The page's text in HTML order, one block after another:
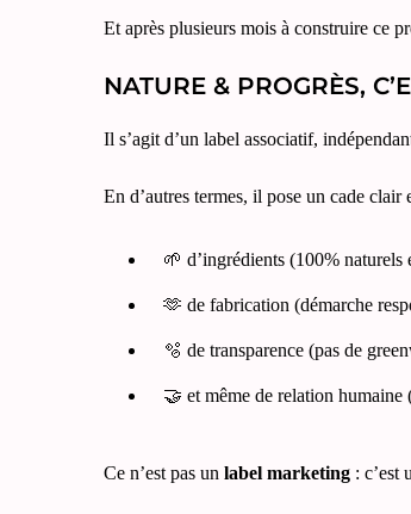
Et après plusieurs mois à construire ce
NATURE & PROGRÈS,
Il s’agit d’un label associatif,
En d’autres termes, il pose un cade clair
🌱 d’ingrédients (100% naturels
🫶 de fabrication (démarche
🫧 de transparence (pas de
🤝 et même de relation
Ce n’est pas un label marketing : c’est